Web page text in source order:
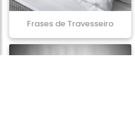
Frases de Travesseiro